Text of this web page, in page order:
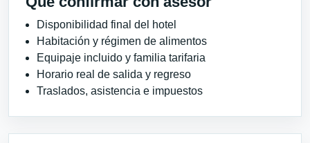
Disponibilidad final del hotel
Habitación y régimen de alimentos
Equipaje incluido y familia tarifaria
Horario real de salida y regreso
Traslados, asistencia e impuestos